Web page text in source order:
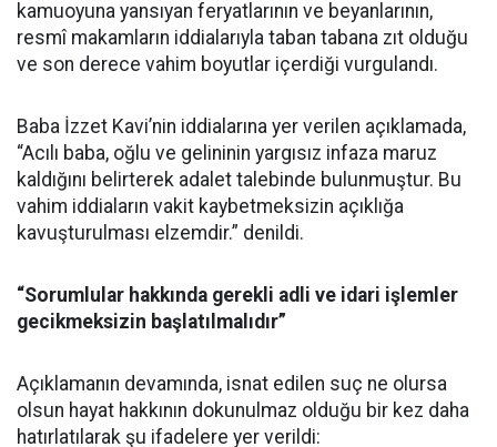
kamuoyuna yansıyan feryatlarının ve beyanlarının,
resmî makamların iddialarıyla taban tabana zıt olduğu
ve son derece vahim boyutlar içerdiği vurgulandı.
Baba İzzet Kavi’nin iddialarına yer verilen açıklamada,
“Acılı baba, oğlu ve gelininin yargısız infaza maruz
kaldığını belirterek adalet talebinde bulunmuştur. Bu
vahim iddiaların vakit kaybetmeksizin açıklığa
kavuşturulması elzemdir.” denildi.
“Sorumlular hakkında gerekli adli ve idari işlemler
gecikmeksizin başlatılmalıdır”
Açıklamanın devamında, isnat edilen suç ne olursa
olsun hayat hakkının dokunulmaz olduğu bir kez daha
hatırlatılarak şu ifadelere yer verildi: